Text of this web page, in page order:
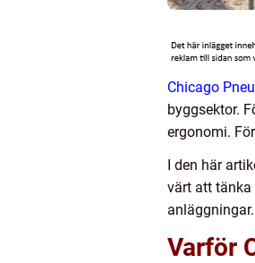
Chicago
byggsektor.
ergonomi.
I den här
värt att tänka
anläggningar.
Varför